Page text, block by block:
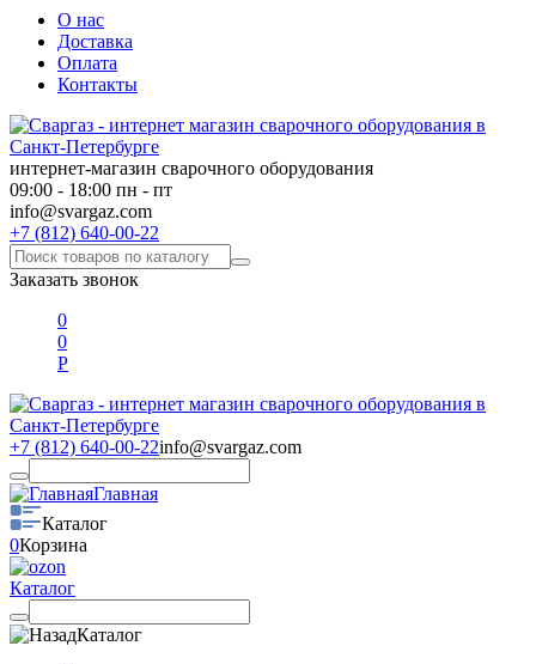
О нас
Доставка
Оплата
Контакты
интернет-магазин сварочного оборудования
09:00 - 18:00 пн - пт
info@svargaz.com
+7 (812) 640-00-22
Заказать звонок
0
0
Р
+7 (812) 640-00-22info@svargaz.com
Главная
Каталог
0Корзина
Каталог
Каталог